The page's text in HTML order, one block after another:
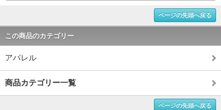
ページの先頭へ戻る
この商品のカテゴリー
アパレル
商品カテゴリー一覧
ページの先頭へ戻る